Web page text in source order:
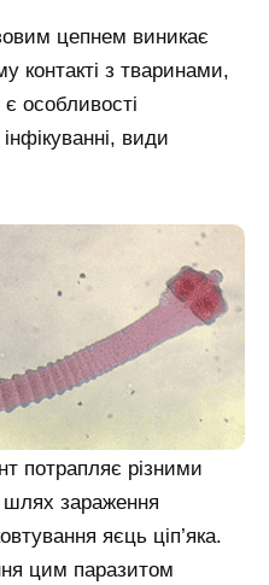
цепнем виникає
контакті з тваринами,
є особливості
види
потрапляє різними
зараження
яєць ціп’яка.
цим паразитом